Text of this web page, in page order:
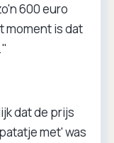
600 euro
moment is dat
dat de prijs
met' was